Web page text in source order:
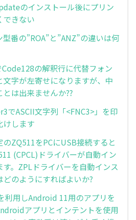
のインストール後にプリン
できない
番の”ROA”と”ANZ”の違いは何
の解釈行に代替フォン
文字が左寄せになりますが、中
は出来ませんか??
でASCII文字列「<FNC3>」を印
けします
ZQ511をPCにUSB接続すると
(CPCL)ドライバーが自動イン
す。ZPLドライバーを自動インス
どのようにすればよいか?
利用しAndroid 11用のアプリを
アプリとインテントを使用